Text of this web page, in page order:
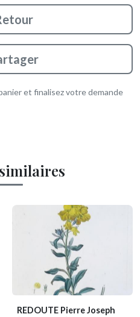
et finalisez votre demande
REDOUTE Pierre Joseph